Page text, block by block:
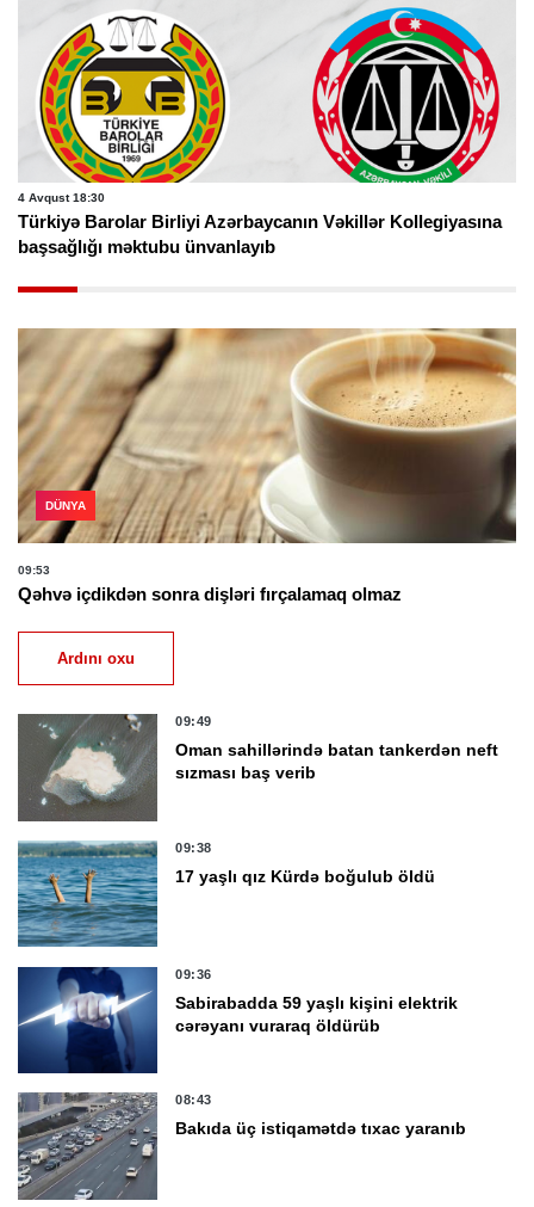
4 Avqust 18:30
Türkiyə Barolar Birliyi Azərbaycanın Vəkillər Kollegiyasına
başsağlığı məktubu ünvanlayıb
DÜNYA
09:53
Qəhvə içdikdən sonra dişləri fırçalamaq olmaz
Ardını oxu
09:49
Oman sahillərində batan tankerdən neft
sızması baş verib
09:38
17 yaşlı qız Kürdə boğulub öldü
09:36
Sabirabadda 59 yaşlı kişini elektrik
cərəyanı vuraraq öldürüb
08:43
Bakıda üç istiqamətdə tıxac yaranıb